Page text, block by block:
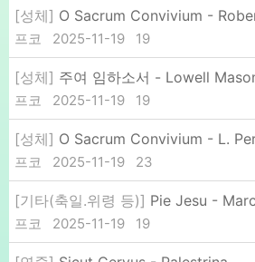
[성체] O Sacrum Convivium -
프코 2025-11-19 19
[성체] 주여 임하소서 - Lowell
프코 2025-11-19 19
[성체] O Sacrum Convivium - L.
프코 2025-11-19 23
[기타(축일.위령 등)] Pie Jesu -
프코 2025-11-19 19